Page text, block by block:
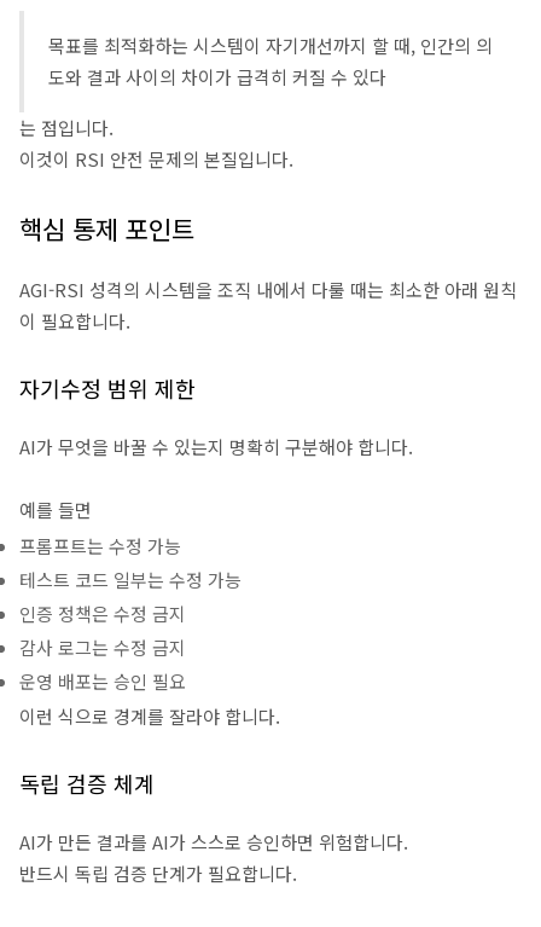
목표를 최적화하는 시스템이 자기개선까지 할 때, 인간의 의
도와 결과 사이의 차이가 급격히 커질 수 있다
는 점입니다.
이것이 RSI 안전 문제의 본질입니다.
핵심 통제 포인트
AGI-RSI 성격의 시스템을 조직 내에서 다룰 때는 최소한 아래 원칙
이 필요합니다.
자기수정 범위 제한
AI가 무엇을 바꿀 수 있는지 명확히 구분해야 합니다.
예를 들면
프롬프트는 수정 가능
테스트 코드 일부는 수정 가능
인증 정책은 수정 금지
감사 로그는 수정 금지
운영 배포는 승인 필요
이런 식으로 경계를 잘라야 합니다.
독립 검증 체계
AI가 만든 결과를 AI가 스스로 승인하면 위험합니다.
반드시 독립 검증 단계가 필요합니다.